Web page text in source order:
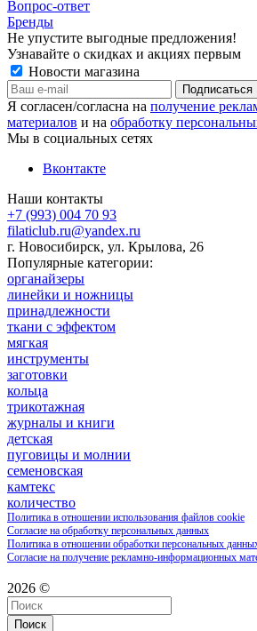
Вопрос-ответ
Бренды
Не упустите выгодные предложения!
Узнавайте о скидках и акциях первым
Новости магазина
Я согласен/согласна на получение
материалов и на обработку
Мы в социальных сетях
Вконтакте
Наши контакты
+7 (993) 004 70 93
filaticlub.ru@yandex.ru
г. Новосибирск, ул. Крылова, 26
Популярные категории:
органайзеры
линейки и ножницы
принадлежности
ткани с эффектом
мягкая
инструменты
заготовки
кольца
трикотажная
журналы и книги
детская
пуговицы и молнии
семеновская
камтекс
количество
Политика в отношении использования файлов cookie
Согласие на обработку персональных данных
Политика в отношении обработки персональных
Согласие на получение рекламно-информационных
2026 ©
Поиск